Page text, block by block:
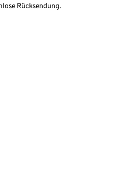
Rücksendung.